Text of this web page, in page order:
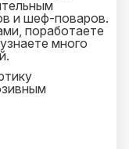
и шеф-поваров.
поработаете
много